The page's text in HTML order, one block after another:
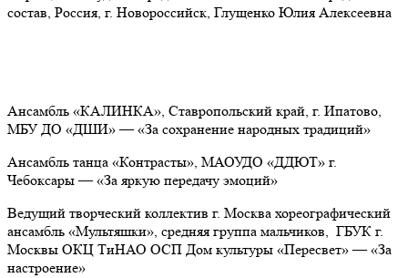
состав, Россия, г. Новороссийск, Глущенко Юлия Алексеевна
Ансамбль «КАЛИНКА», Ставропольский край, г. Ипатово,
МБУ ДО «ДШИ»— «За сохранение народных традиций»
Ансамбль танца «Контрасты», МАОУДО «ДДЮТ» г.
Чебоксары— «За яркую передачу эмоций»
Ведущий творческий коллектив г. Москва хореографический
ансамбль «Мультяшки», средняя группа мальчиков, ГБУК г.
Москвы ОКЦ ТиНАО ОСП Дом культуры «Пересвет»— «За
настроение»